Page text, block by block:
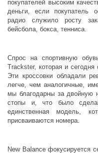
покупателей высоким
деньги, если покупатель
радио служило росту
бейсбола, бокса, тенниса.
Спрос на спортивную
Trackster, которая и
Эти кроссовки обладали
легче, чем аналогичные,
мы благодарны за двойную
стопы и, что было
единственная модель,
присваиваются номера.
New Balance фокусируется